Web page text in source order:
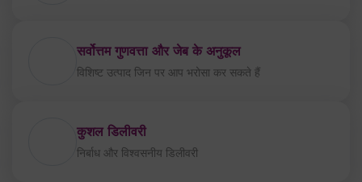
सर्वोत्तम गुणवत्ता और जेब के अनुकूल
विशिष्ट उत्पाद जिन पर आप भरोसा कर सकते हैं
कुशल डिलीवरी
निर्बाध और विश्वसनीय डिलीवरी